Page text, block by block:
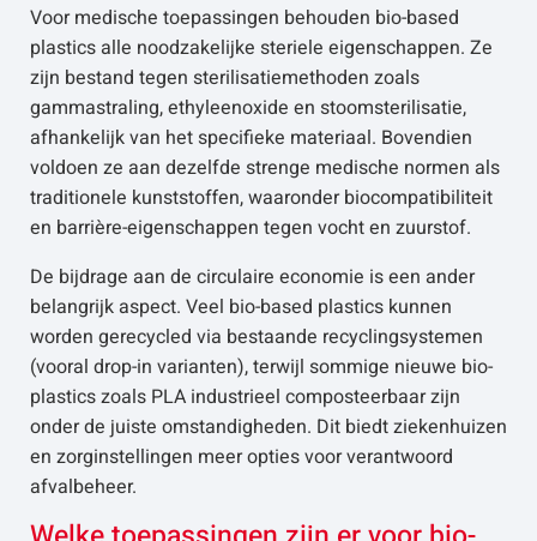
Voor medische toepassingen behouden bio-based
plastics alle noodzakelijke steriele eigenschappen. Ze
zijn bestand tegen sterilisatiemethoden zoals
gammastraling, ethyleenoxide en stoomsterilisatie,
afhankelijk van het specifieke materiaal. Bovendien
voldoen ze aan dezelfde strenge medische normen als
traditionele kunststoffen, waaronder biocompatibiliteit
en barrière-eigenschappen tegen vocht en zuurstof.
De bijdrage aan de circulaire economie is een ander
belangrijk aspect. Veel bio-based plastics kunnen
worden gerecycled via bestaande recyclingsystemen
(vooral drop-in varianten), terwijl sommige nieuwe bio-
plastics zoals PLA industrieel composteerbaar zijn
onder de juiste omstandigheden. Dit biedt ziekenhuizen
en zorginstellingen meer opties voor verantwoord
afvalbeheer.